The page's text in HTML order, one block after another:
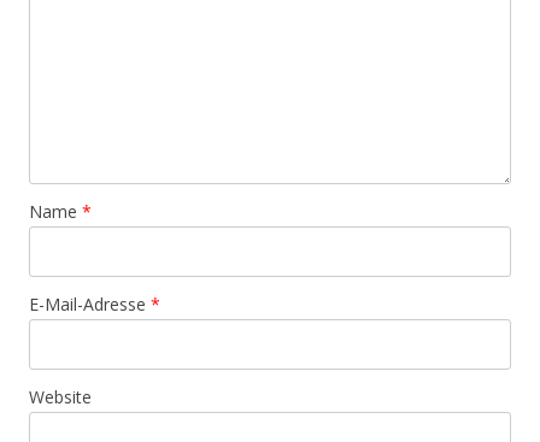
Name *
E-Mail-Adresse *
Website